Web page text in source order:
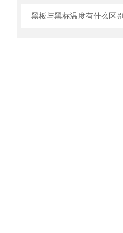
黑板与黑标温度有什么区别